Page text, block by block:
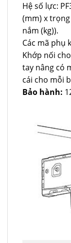
Hệ số lực:
(mm) x
nắm (kg)).
Các mã phụ
Khớp nối
tay nâng có
cái cho mỗi
Bảo hành: